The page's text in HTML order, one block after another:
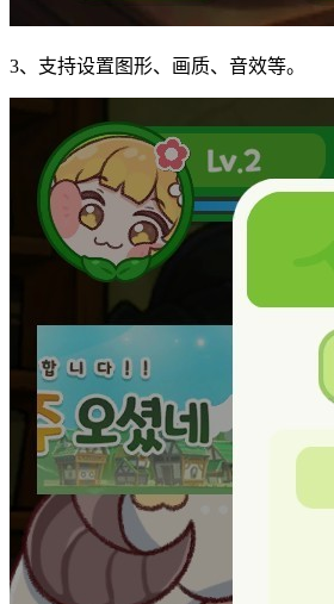
3、支持设置图形、画质、音效等。